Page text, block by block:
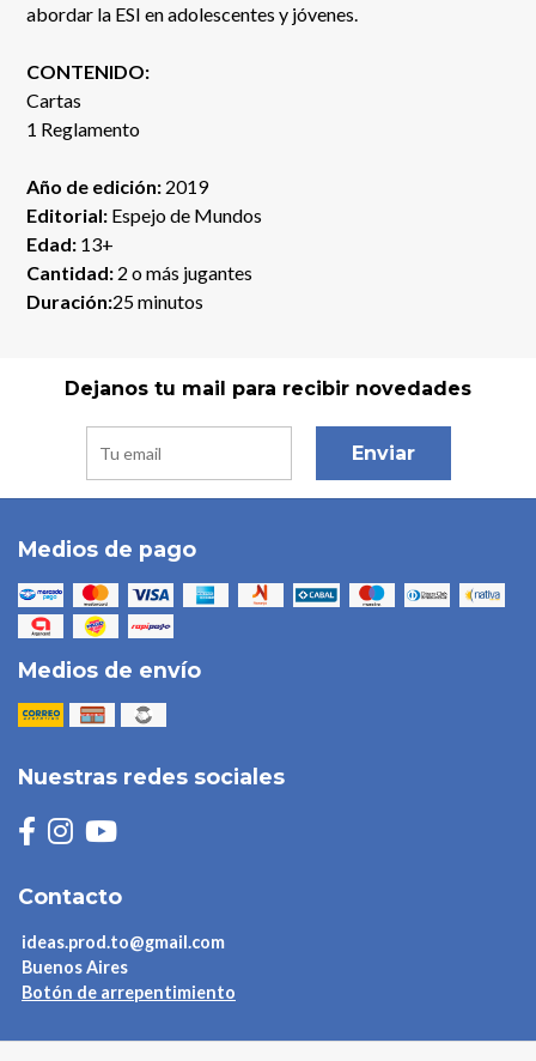
abordar la ESI en adolescentes y jóvenes.
CONTENIDO:
Cartas
1 Reglamento
Año de edición: 2019
Editorial: Espejo de Mundos
Edad: 13+
Cantidad: 2 o más jugantes
Duración:25 minutos
Dejanos tu mail para recibir novedades
Enviar
Medios de pago
Medios de envío
Nuestras redes sociales
Contacto
ideas.prod.to@gmail.com
Buenos Aires
Botón de arrepentimiento